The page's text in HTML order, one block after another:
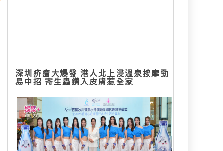
深圳疥瘡大爆發 港人北上浸溫泉按摩勁
易中招 寄生蟲鑽入皮膚惹全家